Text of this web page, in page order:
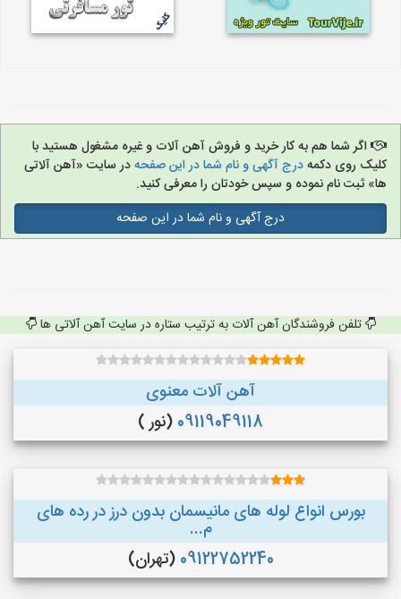
اگر شما هم به کار خرید و فروش آهن آلات و غیره مشغول هستید با
کلیک روی دکمهدرج آگهی و نام شما در این صفحهدر سایت «آهن آلاتی
ها» ثبت نام نموده و سپس خودتان را معرفی کنید.
درج آگهی و نام شما در این صفحه
تلفن فروشندگان آهن آلات به ترتیب ستاره در سایت آهن آلاتی ها
آهن آلات معنوی
09119049118 (نور )
بورس انواع لوله های مانیسمان بدون درز در رده های
م...
09122752240 (تهران)